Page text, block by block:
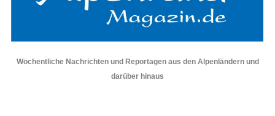
Wöchentliche Nachrichten und Reportagen aus den Alpenländern und
darüber hinaus